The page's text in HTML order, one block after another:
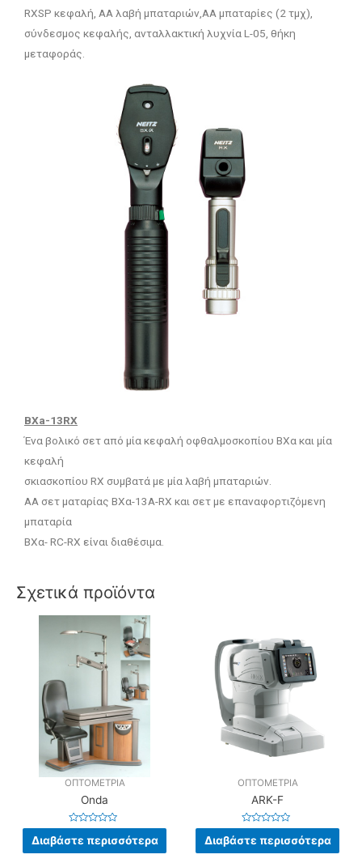
RXSP κεφαλή, AA λαβή μπαταριών,AA μπαταρίες (2 τμχ),
σύνδεσμος κεφαλής, ανταλλακτική λυχνία L-05, θήκη
μεταφοράς.
BXa-13RX
Ένα βολικό σετ από μία κεφαλή οφθαλμοσκοπίου BXα και μία
κεφαλή
σκιασκοπίου RX συμβατά με μία λαβή μπαταριών.
AA σετ ματαρίας BXα-13A-RX και σετ με επαναφορτιζόμενη
μπαταρία
BXα- RC-RX είναι διαθέσιμα.
Σχετικά προϊόντα
ΟΠΤΟΜΕΤΡΙΑ
Onda
Βαθμολογήθηκε
με
Διαβάστε περισσότερα
ΟΠΤΟΜΕΤΡΙΑ
ARK-F
Βαθμολογήθηκε
με
Διαβάστε περισσότερα